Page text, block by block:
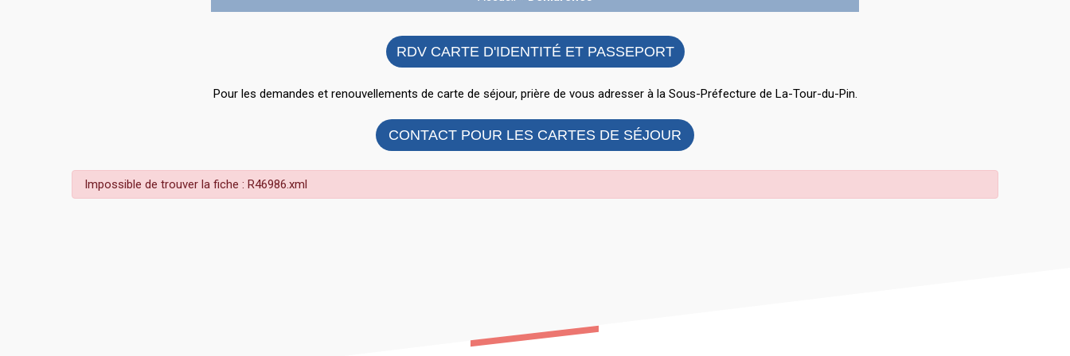
RDV CARTE D'IDENTITÉ ET PASSEPORT
Pour les demandes et renouvellements de carte de séjour, prière de vous adresser à la Sous-Préfecture de La-Tour-du-Pin.
CONTACT POUR LES CARTES DE SÉJOUR
Impossible de trouver la fiche : R46986.xml